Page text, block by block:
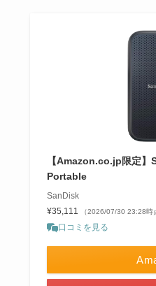
【Amazon.co.jp限定
Portable
SanDisk
¥35,111
（2026/07/30 23:28時
口コミを見る